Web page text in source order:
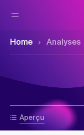
Home Analyses
Aperçu